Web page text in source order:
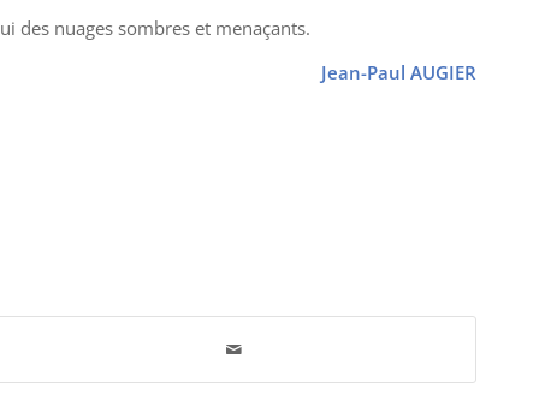
des nuages sombres et menaçants.
Jean-Paul AUGIER